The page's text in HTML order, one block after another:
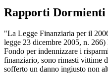
Rapporti Dormienti
"La Legge Finanziaria per il
legge 23 dicembre 2005, n.
Fondo per indennizzare i
finanziario, sono rimasti vittime
sofferto un danno ingiusto non